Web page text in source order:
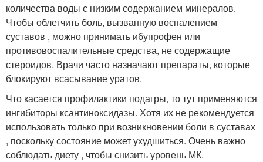
количества воды с низким содержанием минералов.
Чтобы облегчить боль, вызванную воспалением
суставов , можно принимать ибупрофен или
противовоспалительные средства, не содержащие
стероидов. Врачи часто назначают препараты, которые
блокируют всасывание уратов.
Что касается профилактики подагры, то тут применяются
ингибиторы ксантиноксидазы. Хотя их не рекомендуется
использовать только при возникновении боли в суставах
, поскольку состояние может ухудшиться. Очень важно
соблюдать диету , чтобы снизить уровень МК.